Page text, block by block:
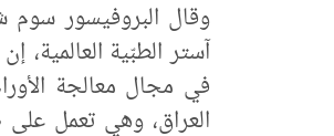
وقال البروفيسور سوم
آستر الطبّية
في مجال معالجة
العراق، وهي تعمل على